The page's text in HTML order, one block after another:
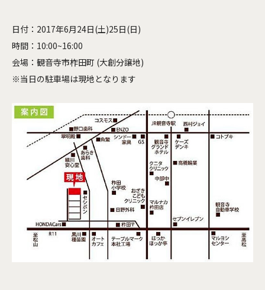
日付：2017年6月24日(土)25日(日)
時間：10:00~16:00
会場：観音寺市柞田町 (大創分譲地)
※当日の駐車場は現地となります